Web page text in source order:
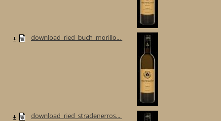
download_ried_buch_morillo...
download_ried_stradenerros...